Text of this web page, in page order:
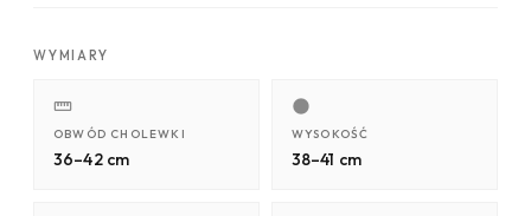
WYMIARY
OBWÓD CHOLEWKI
36–42 cm
WYSOKOŚĆ
38–41 cm